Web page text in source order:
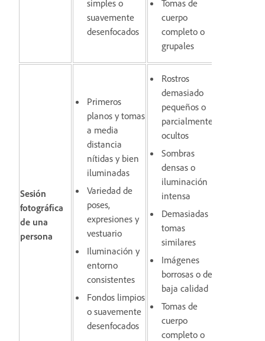
simples o
suavemente
desenfocados
Tomas de
cuerpo
completo o
grupales
Sesión
fotográfica
de una
persona
Primeros
planos y tomas
a media
distancia
nítidas y bien
iluminadas
Variedad de
poses,
expresiones y
vestuario
Iluminación y
entorno
consistentes
Fondos limpios
o suavemente
desenfocados
Rostros
demasiado
pequeños o
parcialmente
ocultos
Sombras
densas o
iluminación
intensa
Demasiadas
tomas
similares
Imágenes
borrosas o de
baja calidad
Tomas de
cuerpo
completo o